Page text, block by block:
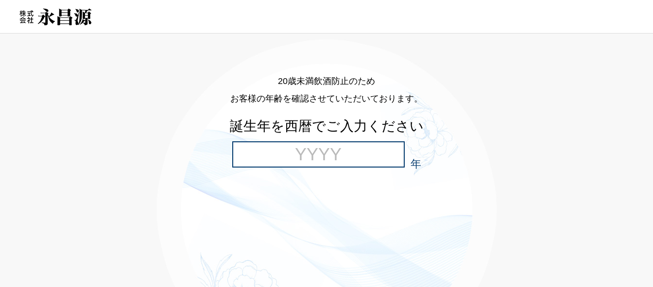
20歳未満飲酒防止のため
お客様の年齢を確認させていただいております。
誕生年を西暦でご入力ください
年